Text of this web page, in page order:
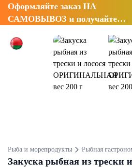
Оформляйте заказ НА
САМОВЫВОЗ и получайте
Рыба и морепродукты Рыбная
Закуска рыбная из трески